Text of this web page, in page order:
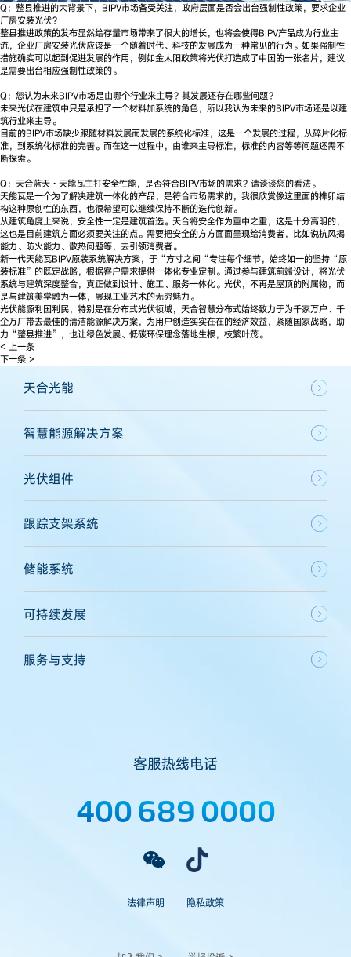
Q：整县推进的大背景下，BIPV市场备受关注，政府层面是否会出台强制性政策，要求企业
厂房安装光伏？
整县推进政策的发布显然给存量市场带来了很大的增长，也将会使得BIPV产品成为行业主
流，企业厂房安装光伏应该是一个随着时代、科技的发展成为一种常见的行为。如果强制性
措施确实可以起到促进发展的作用，例如金太阳政策将光伏打造成了中国的一张名片，建议
是需要出台相应强制性政策的。
Q：您认为未来BIPV市场是由哪个行业来主导？其发展还存在哪些问题？
未来光伏在建筑中只是承担了一个材料加系统的角色，所以我认为未来的BIPV市场还是以建
筑行业来主导。
目前的BIPV市场缺少跟随材料发展而发展的系统化标准，这是一个发展的过程，从碎片化标
准，到系统化标准的完善。而在这一过程中，由谁来主导标准，标准的内容等等问题还需不
断探索。
Q：天合蓝天·天能瓦主打安全性能，是否符合BIPV市场的需求？请谈谈您的看法。
天能瓦是一个为了解决建筑一体化的产品，是符合市场需求的，我很欣赏像这里面的榫卯结
构这种原创性的东西，也很希望可以继续保持不断的迭代创新。
从建筑角度上来说，安全性一定是建筑首选。天合将安全作为重中之重，这是十分高明的，
这也是目前建筑方面必须要关注的点。需要把安全的方方面面呈现给消费者，比如说抗风揭
能力、防火能力、散热问题等，去引领消费者。
新一代天能瓦BIPV原装系统解决方案，于“方寸之间“专注每个细节，始终如一的坚持“原
装标准”的既定战略，根据客户需求提供一体化专业定制。通过参与建筑前端设计，将光伏
系统与建筑深度整合，真正做到设计、施工、服务一体化。光伏，不再是屋顶的附属物，而
是与建筑美学融为一体，展现工业艺术的无穷魅力。
光伏能源利国利民，特别是在分布式光伏领域，天合智慧分布式始终致力于为千家万户、千
企万厂带去最佳的清洁能源解决方案，为用户创造实实在在的经济效益，紧随国家战略，助
力“整县推进”，也让绿色发展、低碳环保理念落地生根，枝繁叶茂。
< 上一条
下一条 >
天合光能
智慧能源解决方案
光伏组件
跟踪支架系统
储能系统
可持续发展
服务与支持
客服热线电话
400 689 0000
法律声明 隐私政策